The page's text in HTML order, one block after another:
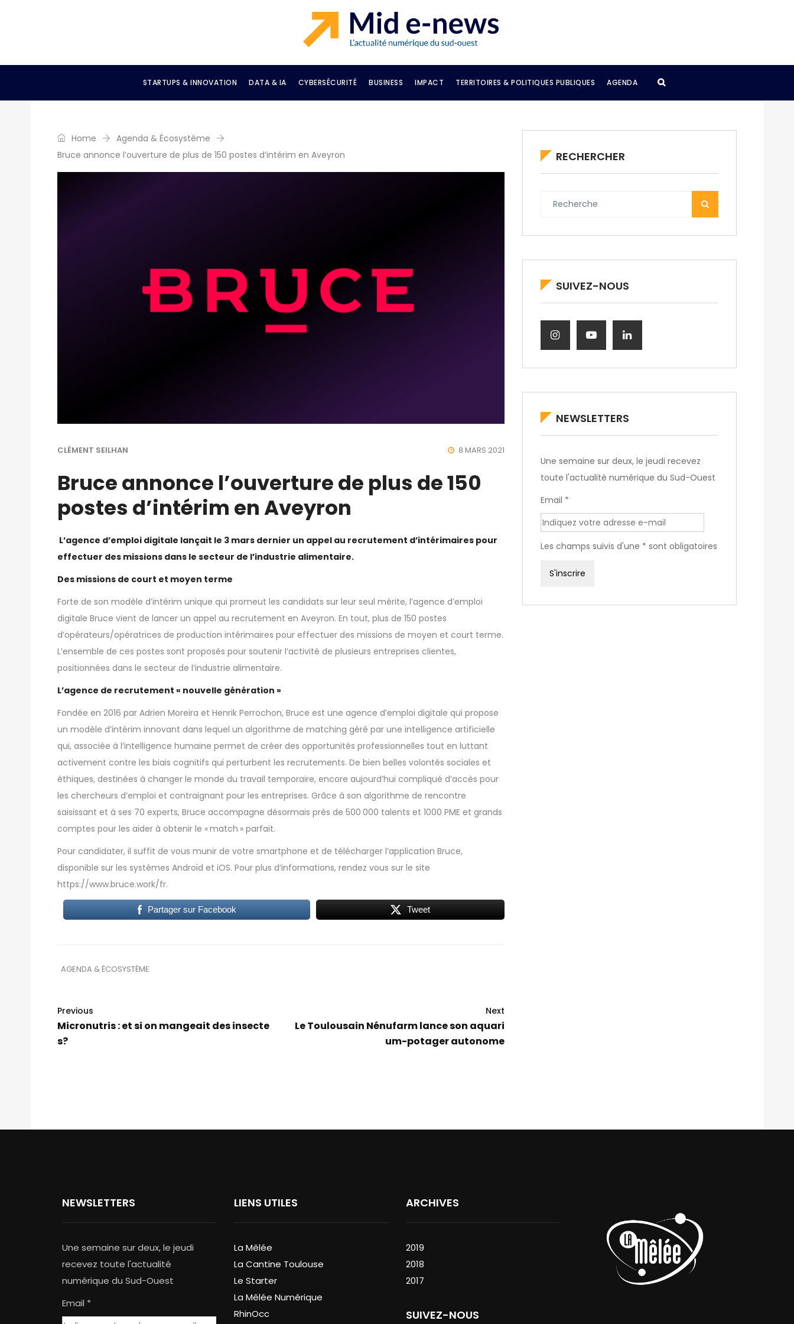
STARTUPS & INNOVATION DATA & IA CYBERSÉCURITÉ BUSINESS IMPACT TERRITOIRES & POLITIQUES PUBLIQUES AGENDA
Home
Agenda & Écosystème
Bruce annonce l’ouverture de plus de 150 postes d’intérim en Aveyron
CLÉMENT SEILHAN 8 MARS 2021
Bruce annonce l’ouverture de plus de 150
postes d’intérim en Aveyron
L’agence d’emploi digitale lançait le 3 mars dernier un appel au recrutement d’intérimaires pour
effectuer des missions dans le secteur de l’industrie alimentaire.
Des missions de court et moyen terme
Forte de son modèle d’intérim unique qui promeut les candidats sur leur seul mérite, l’agence d’emploi
digitale Bruce vient de lancer un appel au recrutement en Aveyron. En tout, plus de 150 postes
d’opérateurs/opératrices de production intérimaires pour effectuer des missions de moyen et court terme.
L’ensemble de ces postes sont proposés pour soutenir l’activité de plusieurs entreprises clientes,
positionnées dans le secteur de l’industrie alimentaire.
L’agence de recrutement « nouvelle génération »
Fondée en 2016 par Adrien Moreira et Henrik Perrochon, Bruce est une agence d’emploi digitale qui propose
un modèle d’intérim innovant dans lequel un algorithme de matching géré par une intelligence artificielle
qui, associée à l’intelligence humaine permet de créer des opportunités professionnelles tout en luttant
activement contre les biais cognitifs qui perturbent les recrutements. De bien belles volontés sociales et
éthiques, destinées à changer le monde du travail temporaire, encore aujourd’hui compliqué d’accès pour
les chercheurs d’emploi et contraignant pour les entreprises. Grâce à son algorithme de rencontre
saisissant et à ses 70 experts, Bruce accompagne désormais près de 500 000 talents et 1000 PME et grands
comptes pour les aider à obtenir le « match » parfait.
Pour candidater, il suffit de vous munir de votre smartphone et de télécharger l’application Bruce,
disponible sur les systèmes Androïd et iOS. Pour plus d’informations, rendez vous sur le site
https://www.bruce.work/fr.
Partager sur Facebook Tweet
AGENDA & ÉCOSYSTÈME
Previous
Micronutris : et si on mangeait des insecte
s?
Next
Le Toulousain Nénufarm lance son aquari
um-potager autonome
RECHERCHER
SUIVEZ-NOUS
NEWSLETTERS
Une semaine sur deux, le jeudi recevez
toute l'actualité numérique du Sud-Ouest
Email *
Les champs suivis d'une * sont obligatoires
NEWSLETTERS
Une semaine sur deux, le jeudi
recevez toute l'actualité
numérique du Sud-Ouest
Email *
LIENS UTILES
La Mêlée
La Cantine Toulouse
Le Starter
La Mêlée Numérique
RhinOcc
ARCHIVES
2019
2018
2017
SUIVEZ-NOUS